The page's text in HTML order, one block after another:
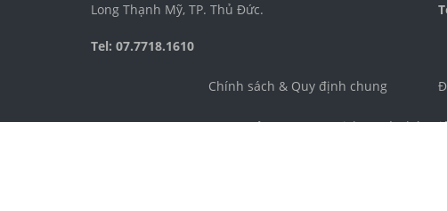
Long Thạnh Mỹ, TP. Thủ Đức.
Tel: 07.7718.1610
Chính sách & Quy định chung
Công ty TNHH Dịch vụ và Phát